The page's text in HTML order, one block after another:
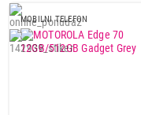
MOBILNI TELEFON